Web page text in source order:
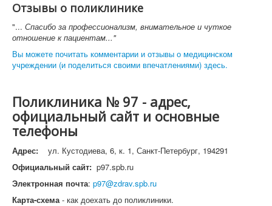
Отзывы о поликлинике
"... Спасибо за профессионализм, внимательное и чуткое
отношение к пациентам..."
Вы можете почитать комментарии и отзывы о медицинском
учреждении (и поделиться своими впечатлениями) здесь.
Поликлиника № 97 - адрес,
официальный сайт и основные
телефоны
Адрес:
ул. Кустодиева, 6, к. 1, Санкт-Петербург, 194291
Официальный сайт: p97.spb.ru
Электронная почта: p97@zdrav.spb.ru
Карта-схема- как доехать до поликлиники.